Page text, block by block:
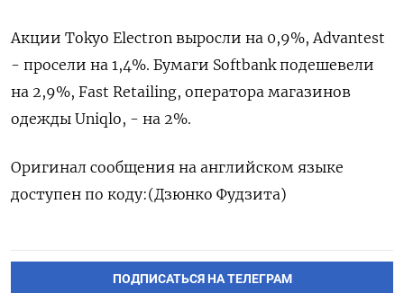
Акции Tokyo Electron выросли на 0,9%, Advantest
- просели на 1,4%. Бумаги Softbank подешевели
на 2,9%, Fast Retailing, оператора магазинов
одежды Uniqlo, - на 2%.
Оригинал сообщения на английском языке
доступен по коду: ​ (Дзюнко Фудзита)
ПОДПИСАТЬСЯ НА ТЕЛЕГРАМ